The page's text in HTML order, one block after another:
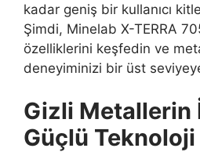
kadar geniş bir kullanıcı
Şimdi, Minelab X-TERRA
özelliklerini keşfedin ve
deneyiminizi bir üst
Gizli Metallerin
Güçlü Teknoloji